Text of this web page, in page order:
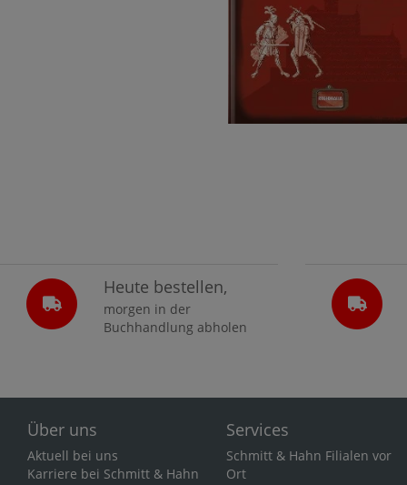
Heute bestellen,
morgen in der
Buchhandlung abholen
Über uns
Aktuell bei uns
Karriere bei Schmitt & Hahn
Services
Schmitt & Hahn Filialen vor
Ort